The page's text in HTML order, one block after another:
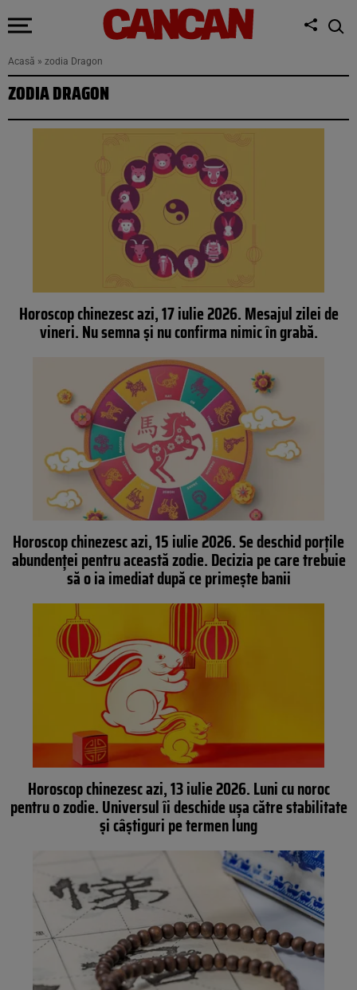
Acasă » zodia Dragon
ZODIA DRAGON
Horoscop chinezesc azi, 17 iulie 2026. Mesajul zilei de
vineri. Nu semna și nu confirma nimic în grabă.
Horoscop chinezesc azi, 15 iulie 2026. Se deschid porțile
abundenței pentru această zodie. Decizia pe care trebuie
să o ia imediat după ce primește banii
Horoscop chinezesc azi, 13 iulie 2026. Luni cu noroc
pentru o zodie. Universul îi deschide ușa către stabilitate
și câștiguri pe termen lung